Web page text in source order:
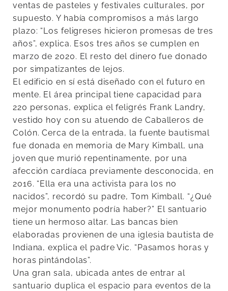
ventas de pasteles y festivales culturales, por
supuesto. Y había compromisos a más largo
plazo: “Los feligreses hicieron promesas de tres
años”, explica. Esos tres años se cumplen en
marzo de 2020. El resto del dinero fue donado
por simpatizantes de lejos.
El edificio en sí está diseñado con el futuro en
mente. El área principal tiene capacidad para
220 personas, explica el feligrés Frank Landry,
vestido hoy con su atuendo de Caballeros de
Colón. Cerca de la entrada, la fuente bautismal
fue donada en memoria de Mary Kimball, una
joven que murió repentinamente, por una
afección cardíaca previamente desconocida, en
2016. “Ella era una activista para los no
nacidos”, recordó su padre, Tom Kimball. “¿Qué
mejor monumento podría haber?” El santuario
tiene un hermoso altar. Las bancas bien
elaboradas provienen de una iglesia bautista de
Indiana, explica el padre Vic. “Pasamos horas y
horas pintándolas”.
Una gran sala, ubicada antes de entrar al
santuario duplica el espacio para eventos de la